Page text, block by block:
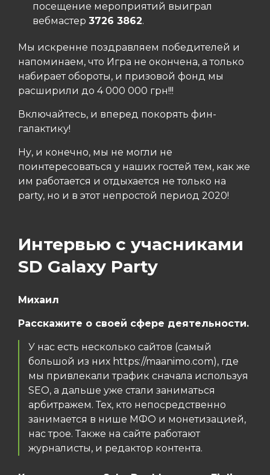
посещение мероприятий выиграл
вебмастер 3726 3862.
Мы искренне поздравляем победителей и
напоминаем, что Игра не окончена, а только
набирает обороты, и призовой фонд мы
расширили до 4 000 000 грн!!!
Включайтесь, и вперед покорять фин-
галактику!
Ну, и конечно, мы не могли не
поинтересоваться у наших гостей тем, как же
им работается и отдыхается не только на
party, но и в этот непростой период 2020!
Интервью с учасниками
SD Galaxy Party
Михаил
Расскажите о своей сфере деятельности.
У нас есть несколько сайтов (самый
большой из них https://maanimo.com), где
мы привлекали трафик сначала используя
SEO, а дальше уже стали заниматься
арбитражем. Тех, кто непосредственно
занимается в нише МФО и монетизацией,
нас трое. Также на сайте работают
журналисты, и редактор контента.